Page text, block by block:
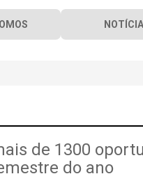
de 1300
do ano